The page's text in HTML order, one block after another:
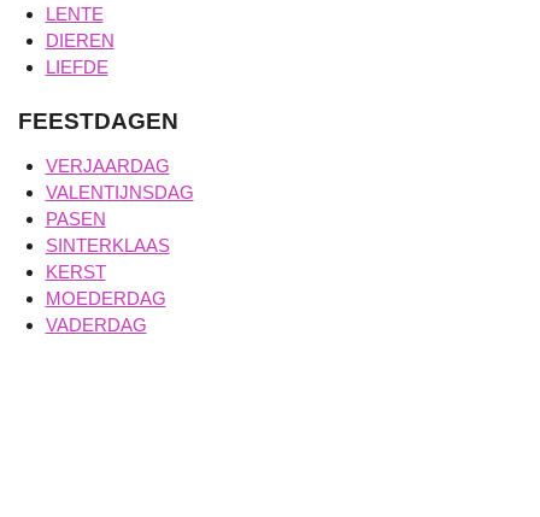
LENTE
DIEREN
LIEFDE
FEESTDAGEN
VERJAARDAG
VALENTIJNSDAG
PASEN
SINTERKLAAS
KERST
MOEDERDAG
VADERDAG